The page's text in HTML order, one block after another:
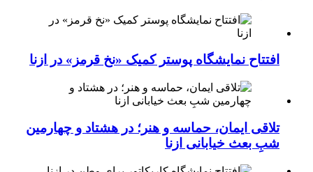
افتتاح نمایشگاه پوستر کمیک «نخ قرمز» در ازنا
تلاقی ایمان، حماسه و هنر؛ در هشتاد و چهارمین
شبِ بعث خیابانی ازنا